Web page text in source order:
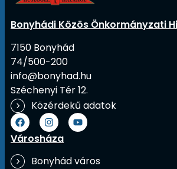
Bonyhádi Közös Önkormányzati
7150 Bonyhád
74/500-200
info@bonyhad.hu
Széchenyi Tér 12.
Közérdekű adatok
Városháza
Bonyhád város